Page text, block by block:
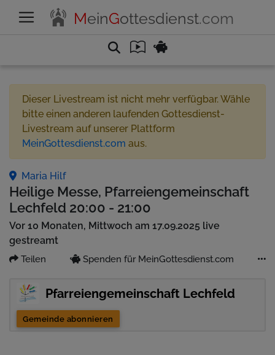
MeinGottesdienst.com
Dieser Livestream ist nicht mehr verfügbar. Wähle
bitte einen anderen laufenden Gottesdienst-
Livestream auf unserer Plattform
MeinGottesdienst.com aus.
Maria Hilf
Heilige Messe, Pfarreiengemeinschaft
Lechfeld 20:00 - 21:00
Vor 10 Monaten, Mittwoch am 17.09.2025 live
gestreamt
Teilen Spenden für MeinGottesdienst.com
Pfarreiengemeinschaft Lechfeld
Gemeinde abonnieren